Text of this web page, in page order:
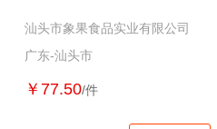
￥77.50/件
汕头市象果食品实业有限公司
广东-汕头市